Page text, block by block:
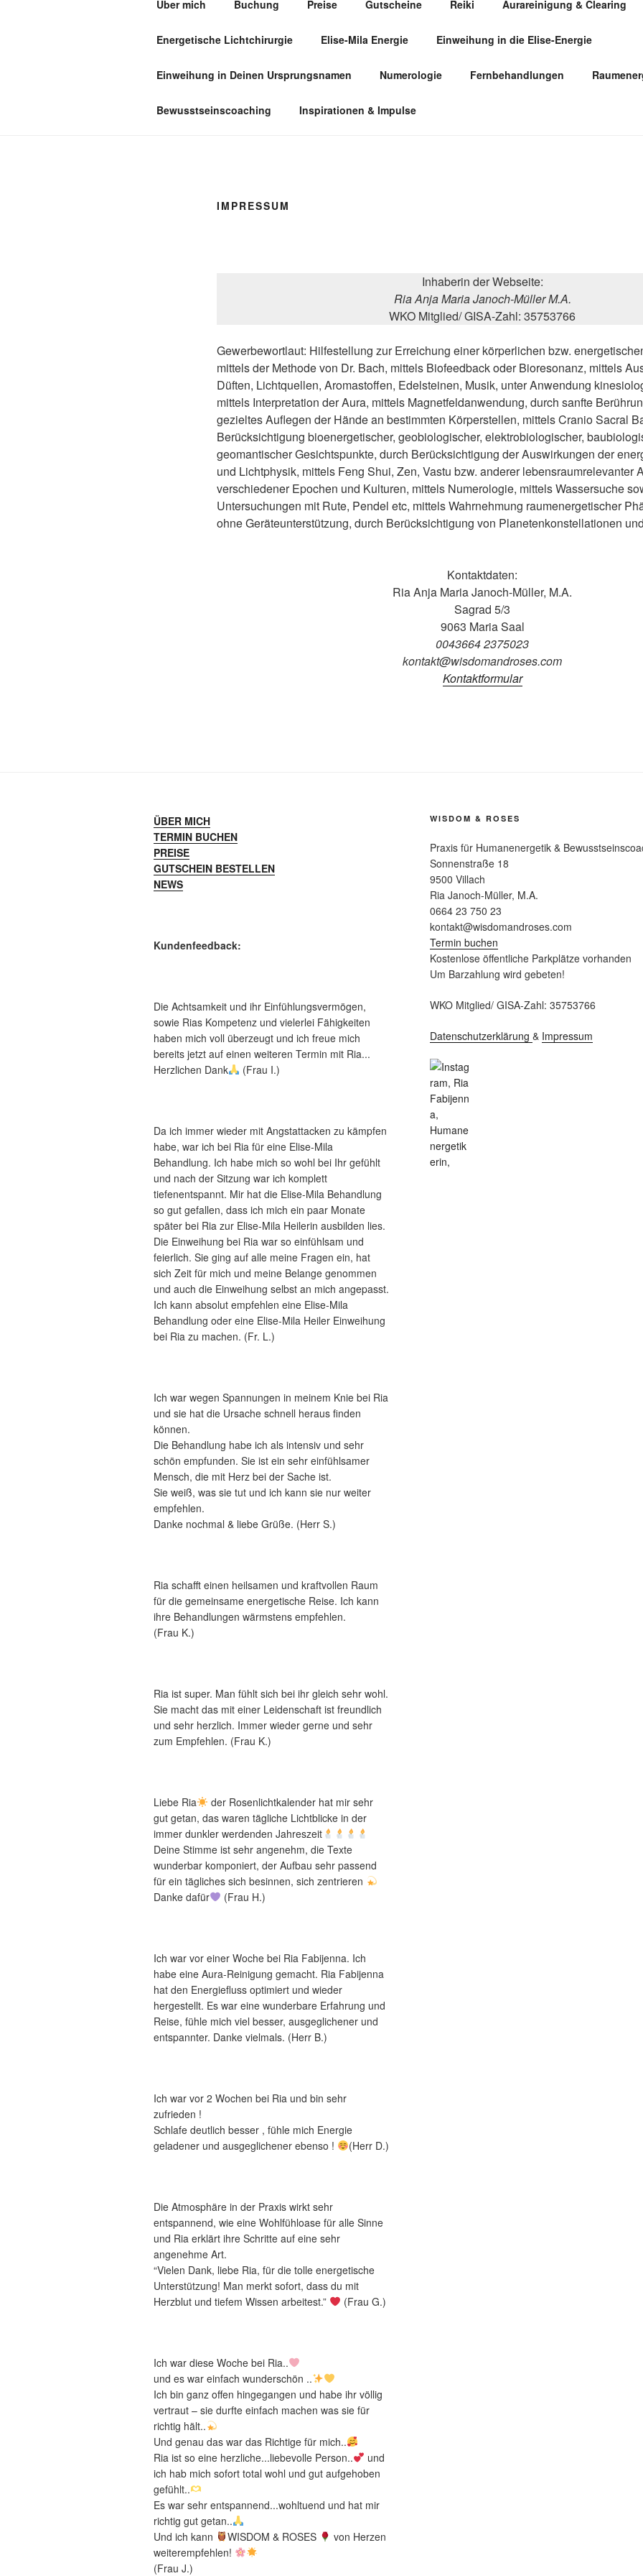
PRAXIS FÜR HUMANENERGETIK
Über mich Buchung Preise Gutscheine Reiki Aurareinigung & Clearing
Energetische Lichtchirurgie Elise-Mila Energie Einweihung in die Elise-Energie
Einweihung in Deinen Ursprungsnamen Numerologie Fernbehandlungen
Bewusstseinscoaching Inspirationen & Impulse
IMPRESSUM
Inhaberin der Webseite:
Ria Anja Maria Janoch-Müller M.A.
WKO Mitglied/ GISA-Zahl: 35753766
Gewerbewortlaut: Hilfestellung zur Erreichung einer körperlichen bzw.
mittels der Methode von Dr. Bach, mittels Biofeedback oder Bioresonanz, mittels
Düften, Lichtquellen, Aromastoffen, Edelsteinen, Musik, unter Anwendung
mittels Interpretation der Aura, mittels Magnetfeldanwendung, durch sanfte
gezieltes Auflegen der Hände an bestimmten Körperstellen, mittels Cranio Sacral
Berücksichtigung bioenergetischer, geobiologischer, elektrobiologischer,
geomantischer Gesichtspunkte, durch Berücksichtigung der Auswirkungen der
und Lichtphysik, mittels Feng Shui, Zen, Vastu bzw. anderer lebensraumrelevanter
verschiedener Epochen und Kulturen, mittels Numerologie, mittels Wassersuche
Untersuchungen mit Rute, Pendel etc, mittels Wahrnehmung raumenergetischer
ohne Geräteunterstützung, durch Berücksichtigung von Planetenkonstellationen
Kontaktdaten:
Ria Anja Maria Janoch-Müller, M.A.
Sagrad 5/3
9063 Maria Saal
0043664 2375023
kontakt@wisdomandroses.com
Kontaktformular
ÜBER MICH
TERMIN BUCHEN
PREISE
GUTSCHEIN BESTELLEN
NEWS
Kundenfeedback:
Die Achtsamkeit und ihr Einfühlungsvermögen,
sowie Rias Kompetenz und vielerlei Fähigkeiten
haben mich voll überzeugt und ich freue mich
bereits jetzt auf einen weiteren Termin mit Ria...
Herzlichen Dank
(Frau I.)
Da ich immer wieder mit Angstattacken zu kämpfen
habe, war ich bei Ria für eine Elise-Mila
Behandlung. Ich habe mich so wohl bei Ihr gefühlt
und nach der Sitzung war ich komplett
tiefenentspannt. Mir hat die Elise-Mila Behandlung
so gut gefallen, dass ich mich ein paar Monate
später bei Ria zur Elise-Mila Heilerin ausbilden lies.
Die Einweihung bei Ria war so einfühlsam und
feierlich. Sie ging auf alle meine Fragen ein, hat
sich Zeit für mich und meine Belange genommen
und auch die Einweihung selbst an mich angepasst.
Ich kann absolut empfehlen eine Elise-Mila
Behandlung oder eine Elise-Mila Heiler Einweihung
bei Ria zu machen. (Fr. L.)
Ich war wegen Spannungen in meinem Knie bei Ria
und sie hat die Ursache schnell heraus finden
können.
Die Behandlung habe ich als intensiv und sehr
schön empfunden. Sie ist ein sehr einfühlsamer
Mensch, die mit Herz bei der Sache ist.
Sie weiß, was sie tut und ich kann sie nur weiter
empfehlen.
Danke nochmal & liebe Grüße. (Herr S.)
Ria schafft einen heilsamen und kraftvollen Raum
für die gemeinsame energetische Reise. Ich kann
ihre Behandlungen wärmstens empfehlen.
(Frau K.)
Ria ist super. Man fühlt sich bei ihr gleich sehr wohl.
Sie macht das mit einer Leidenschaft ist freundlich
und sehr herzlich. Immer wieder gerne und sehr
zum Empfehlen. (Frau K.)
Liebe Ria
der Rosenlichtkalender hat mir sehr
gut getan, das waren tägliche Lichtblicke in der
immer dunkler werdenden Jahreszeit
Deine Stimme ist sehr angenehm, die Texte
wunderbar komponiert, der Aufbau sehr passend
für ein tägliches sich besinnen, sich zentrieren
Danke dafür
(Frau H.)
Ich war vor einer Woche bei Ria Fabijenna. Ich
habe eine Aura-Reinigung gemacht. Ria Fabijenna
hat den Energiefluss optimiert und wieder
hergestellt. Es war eine wunderbare Erfahrung und
Reise, fühle mich viel besser, ausgeglichener und
entspannter. Danke vielmals. (Herr B.)
Ich war vor 2 Wochen bei Ria und bin sehr
zufrieden !
Schlafe deutlich besser , fühle mich Energie
geladener und ausgeglichener ebenso !
(Herr D.)
Die Atmosphäre in der Praxis wirkt sehr
entspannend, wie eine Wohlfühloase für alle Sinne
und Ria erklärt ihre Schritte auf eine sehr
angenehme Art.
“Vielen Dank, liebe Ria, für die tolle energetische
Unterstützung! Man merkt sofort, dass du mit
Herzblut und tiefem Wissen arbeitest.”
(Frau G.)
Ich war diese Woche bei Ria..
und es war einfach wunderschön ..
Ich bin ganz offen hingegangen und habe ihr völlig
vertraut – sie durfte einfach machen was sie für
richtig hält..
Und genau das war das Richtige für mich..
Ria ist so eine herzliche...liebevolle Person..
und
ich hab mich sofort total wohl und gut aufgehoben
gefühlt..
Es war sehr entspannend...wohltuend und hat mir
richtig gut getan..
Und ich kann
WISDOM & ROSES
von Herzen
weiterempfehlen!
(Frau J.)
WISDOM & ROSES
Praxis für Humanenergetik &
Sonnenstraße 18
9500 Villach
Ria Janoch-Müller, M.A.
0664 23 750 23
kontakt@wisdomandroses.com
Termin buchen
Kostenlose öffentliche Parkplätze vorhanden
Um Barzahlung wird gebeten!
WKO Mitglied/ GISA-Zahl: 35753766
Datenschutzerklärung & Impressum